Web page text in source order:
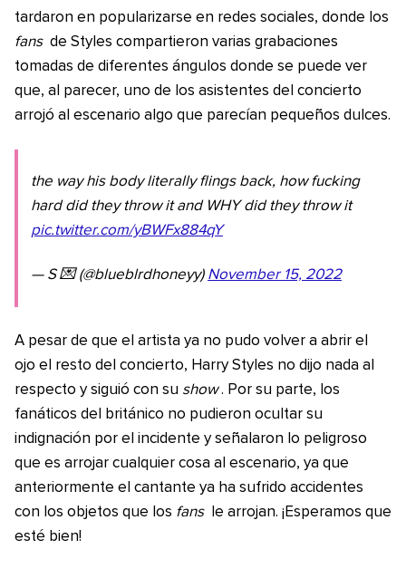
tardaron en popularizarse en redes sociales, donde los
fans de Styles compartieron varias grabaciones
tomadas de diferentes ángulos donde se puede ver
que, al parecer, uno de los asistentes del concierto
arrojó al escenario algo que parecían pequeños dulces.
the way his body literally flings back, how fucking
hard did they throw it and WHY did they throw it
pic.twitter.com/yBWFx884qY
— S 💌 (@blueblrdhoneyy) November 15, 2022
A pesar de que el artista ya no pudo volver a abrir el
ojo el resto del concierto, Harry Styles no dijo nada al
respecto y siguió con su show . Por su parte, los
fanáticos del británico no pudieron ocultar su
indignación por el incidente y señalaron lo peligroso
que es arrojar cualquier cosa al escenario, ya que
anteriormente el cantante ya ha sufrido accidentes
con los objetos que los fans
le arrojan. ¡Esperamos que
esté bien!